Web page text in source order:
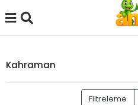
Kahraman
Filtreleme